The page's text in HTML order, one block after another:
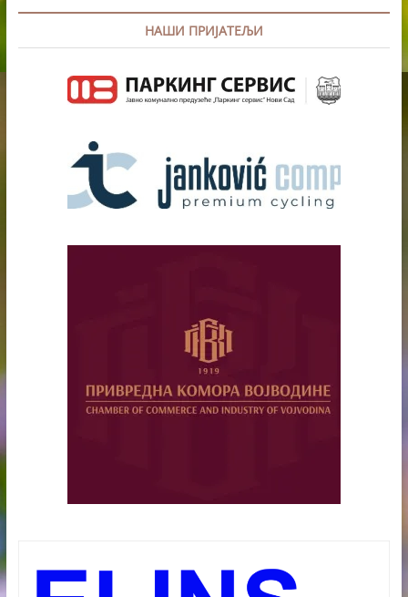
НАШИ ПРИЈАТЕЉИ